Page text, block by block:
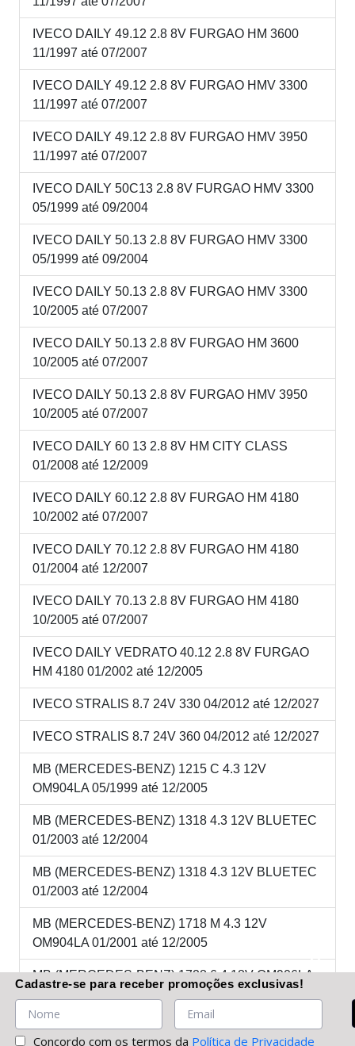
IVECO DAILY 49.12 2.8 8V FURGAO HM 3600
11/1997 até 07/2007
IVECO DAILY 49.12 2.8 8V FURGAO HMV 3300
11/1997 até 07/2007
IVECO DAILY 49.12 2.8 8V FURGAO HMV 3950
11/1997 até 07/2007
IVECO DAILY 50C13 2.8 8V FURGAO HMV 3300
05/1999 até 09/2004
IVECO DAILY 50.13 2.8 8V FURGAO HMV 3300
05/1999 até 09/2004
IVECO DAILY 50.13 2.8 8V FURGAO HMV 3300
10/2005 até 07/2007
IVECO DAILY 50.13 2.8 8V FURGAO HM 3600
10/2005 até 07/2007
IVECO DAILY 50.13 2.8 8V FURGAO HMV 3950
10/2005 até 07/2007
IVECO DAILY 60 13 2.8 8V HM CITY CLASS
01/2008 até 12/2009
IVECO DAILY 60.12 2.8 8V FURGAO HM 4180
10/2002 até 07/2007
IVECO DAILY 70.12 2.8 8V FURGAO HM 4180
01/2004 até 12/2007
IVECO DAILY 70.13 2.8 8V FURGAO HM 4180
10/2005 até 07/2007
IVECO DAILY VEDRATO 40.12 2.8 8V FURGAO
HM 4180 01/2002 até 12/2005
IVECO STRALIS 8.7 24V 330 04/2012 até 12/2027
IVECO STRALIS 8.7 24V 360 04/2012 até 12/2027
MB (MERCEDES-BENZ) 1215 C 4.3 12V
OM904LA 05/1999 até 12/2005
MB (MERCEDES-BENZ) 1318 4.3 12V BLUETEC
01/2003 até 12/2004
MB (MERCEDES-BENZ) 1318 4.3 12V BLUETEC
01/2003 até 12/2004
MB (MERCEDES-BENZ) 1718 M 4.3 12V
OM904LA 01/2001 até 12/2005
MB (MERCEDES-BENZ) 1728 6.4 18V OM906LA
04/2003 até 01/2006
MB (MERCEDES-BENZ) 2423K 6.4 18V OM906LA
Cadastre-se para receber promoções exclusivas!
Concordo com os termos da Política de Privacidade